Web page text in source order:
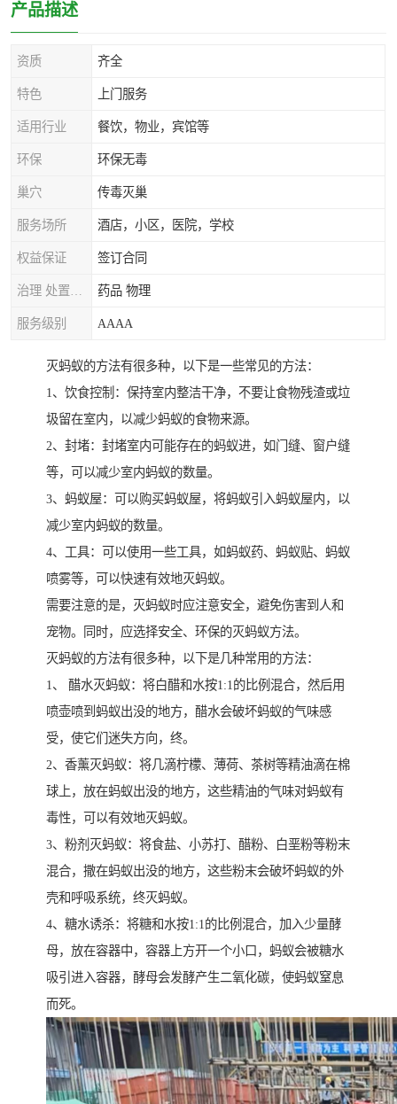
产品描述
资质 齐全
特色 上门服务
适用行业 餐饮，物业，宾馆等
环保 环保无毒
巢穴 传毒灭巢
服务场所 酒店，小区，医院，学校
权益保证 签订合同
药品 物理
服务级别 AAAA
灭蚂蚁的方法有很多种，以下是一些常见的方法：
1、饮食控制：保持室内整洁干净，不要让食物残渣或垃
圾留在室内，以减少蚂蚁的食物来源。
2、封堵：封堵室内可能存在的蚂蚁进，如门缝、窗户缝
等，可以减少室内蚂蚁的数量。
3、蚂蚁屋：可以购买蚂蚁屋，将蚂蚁引入蚂蚁屋内，以
减少室内蚂蚁的数量。
4、工具：可以使用一些工具，如蚂蚁药、蚂蚁贴、蚂蚁
喷雾等，可以快速有效地灭蚂蚁。
需要注意的是，灭蚂蚁时应注意安全，避免伤害到人和
宠物。同时，应选择安全、环保的灭蚂蚁方法。
灭蚂蚁的方法有很多种，以下是几种常用的方法：
1、 醋水灭蚂蚁：将白醋和水按1:1的比例混合，然后用
喷壶喷到蚂蚁出没的地方，醋水会破坏蚂蚁的气味感
受，使它们迷失方向，终。
2、香薰灭蚂蚁：将几滴柠檬、薄荷、茶树等精油滴在棉
球上，放在蚂蚁出没的地方，这些精油的气味对蚂蚁有
毒性，可以有效地灭蚂蚁。
3、粉剂灭蚂蚁：将食盐、小苏打、醋粉、白垩粉等粉末
混合，撒在蚂蚁出没的地方，这些粉末会破坏蚂蚁的外
壳和呼吸系统，终灭蚂蚁。
4、糖水诱杀：将糖和水按1:1的比例混合，加入少量酵
母，放在容器中，容器上方开一个小口，蚂蚁会被糖水
吸引进入容器，酵母会发酵产生二氧化碳，使蚂蚁窒息
而死。